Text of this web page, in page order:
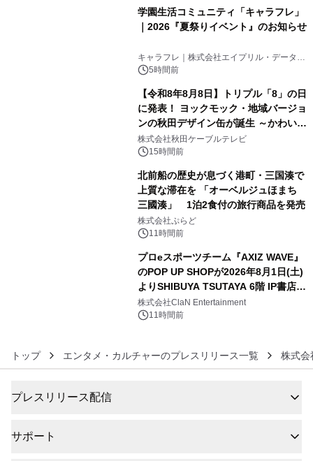
学園生活コミュニティ「キャラフレ」
｜2026『夏祭りイベント』のお知らせ
キャラフレ｜株式会社エイプリル・データ・
デザインズ
5時間前
【令和8年8月8日】トリプル「8」の日
に発表！ ヨックモック・地域バージョ
ンの秋田デザイン缶が誕生 ～かわいい
秋田犬の子犬と秋田の四季と名所を巡
るパッケージ～ 9月1日(火)秋田県内で
株式会社秋田ケーブルテレビ
15時間前
北前船の歴史が息づく港町・三国湊で
上質な滞在を 「オーベルジュほまち
三國湊」 1泊2食付の旅行商品を発売
株式会社ぷらど
11時間前
プロeスポーツチーム『AXIZ WAVE』
のPOP UP SHOPが2026年8月1日(土)
よりSHIBUYA TSUTAYA 6階 IP書店で
開催決定！！
株式会社ClaN Entertainment
11時間前
トップ エンタメ・カルチャーのプレスリリース一覧 株式会
プレスリリース配信
サポート